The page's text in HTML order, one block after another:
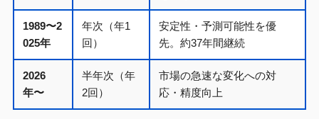
1989〜2
025年
年次（年1
回）
安定性・予測可能性を優
先。約37年間継続
2026
年〜
半年次（年
2回）
市場の急速な変化への対
応・精度向上